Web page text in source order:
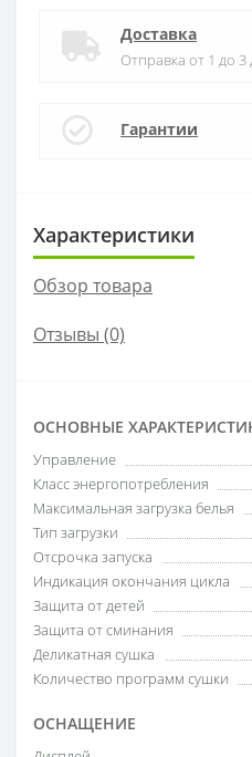
Доставка
Отправка от 1 до 3
Гарантии
Характеристики
Обзор товара
Отзывы (0)
ОСНОВНЫЕ
Управление
Класс энергопотребления
Максимальная загрузка белья
Тип загрузки
Отсрочка запуска
Индикация окончания цикла
Защита от детей
Защита от сминания
Деликатная сушка
Количество программ сушки
ОСНАЩЕНИЕ